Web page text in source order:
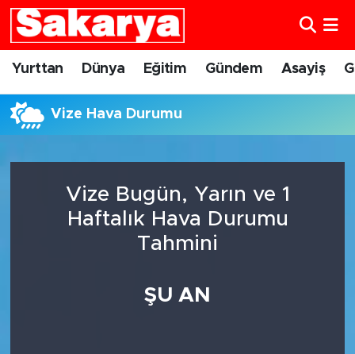
Yurttan Dünya Eğitim Gündem Asayiş
Vize Hava Durumu
Vize Bugün, Yarın ve 1
Haftalık Hava Durumu
Tahmini
ŞU AN
Yurttan
Eskişehirspor
Eskişehir Nöbetçi Eczaneler
Süper Lig Puan Durumu ve Fikstür
Son Dakika Haberleri